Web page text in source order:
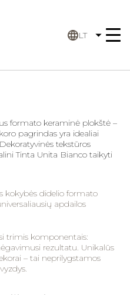
LT
formato keraminė plokštė –
pagrindas yra idealiai
tekstūros
Tinta Unita Bianco taikyti
kokybės didelio formato
apdailos
trimis komponentais:
rezultatu. Unikalūs
– tai neprilygstamos